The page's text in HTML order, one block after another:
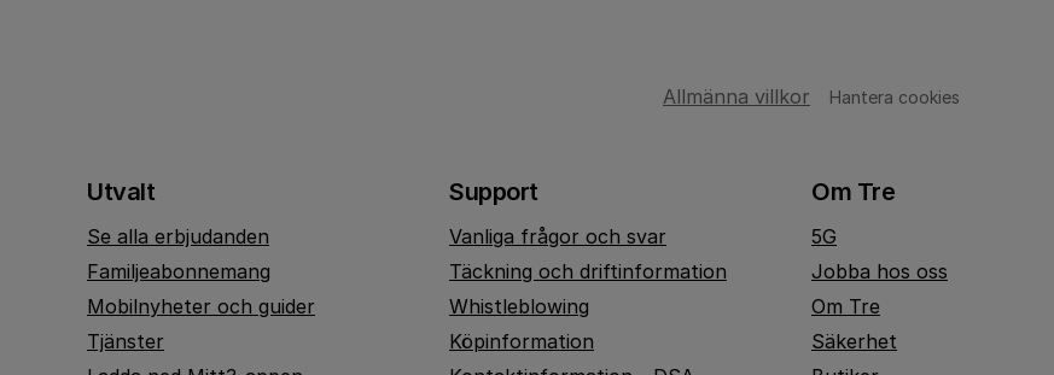
Allmänna villkor Hantera cookies
Utvalt
Se alla erbjudanden
Familjeabonnemang
Mobilnyheter och guider
Tjänster
Support
Vanliga frågor och svar
Täckning och driftinformation
Whistleblowing
Köpinformation
Om Tre
5G
Jobba hos oss
Om Tre
Säkerhet